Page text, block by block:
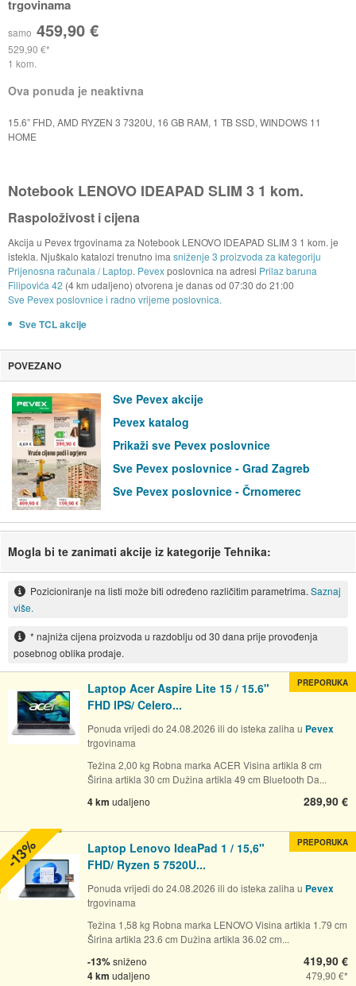
trgovinama
samo 459,90 €
529,90 €
1 kom.
Ova ponuda je neaktivna
15.6” FHD, AMD RYZEN 3 7320U, 16 GB RAM, 1 TB SSD, WINDOWS 11
HOME
Notebook LENOVO IDEAPAD SLIM 3 1 kom.
Raspoloživost i cijena
Akcija u Pevex trgovinama za Notebook LENOVO IDEAPAD SLIM 3 1 kom. je
istekla. Njuškalo katalozi trenutno ima sniženje 3 proizvoda za kategoriju
Prijenosna računala / Laptop. Pevexposlovnica na adresi Prilaz baruna
Filipovića 42 (4 km udaljeno) otvorena je danas od 07:30 do 21:00
Sve Pevex poslovnice i radno vrijeme poslovnica.
Sve TCL akcije
POVEZANO
Sve Pevex akcije
Pevex katalog
Prikaži sve Pevex poslovnice
Sve Pevex poslovnice - Grad Zagreb
Sve Pevex poslovnice - Črnomerec
Mogla bi te zanimati akcije iz kategorije Tehnika:
Pozicioniranje na listi može biti određeno različitim parametrima. Saznaj
više.
* najniža cijena proizvoda u razdoblju od 30 dana prije provođenja
posebnog oblika prodaje.
Laptop Acer Aspire Lite 15 / 15.6"
FHD IPS/ Celero...
Ponuda vrijedi do 24.08.2026 ili do isteka zaliha u Pevex
trgovinama
Težina 2,00 kg Robna marka ACER Visina artikla 8 cm
Širina artikla 30 cm Dužina artikla 49 cm Bluetooth Da...
4 km udaljeno 289,90 €
PREPORUKA
Laptop Lenovo IdeaPad 1 / 15,6"
FHD/ Ryzen 5 7520U...
Ponuda vrijedi do 24.08.2026 ili do isteka zaliha u Pevex
trgovinama
Težina 1,58 kg Robna marka LENOVO Visina artikla 1.79 cm
Širina artikla 23.6 cm Dužina artikla 36.02 cm...
-13%sniženo
4 km udaljeno
419,90 €
479,90 €
PREPORUKA
-13%